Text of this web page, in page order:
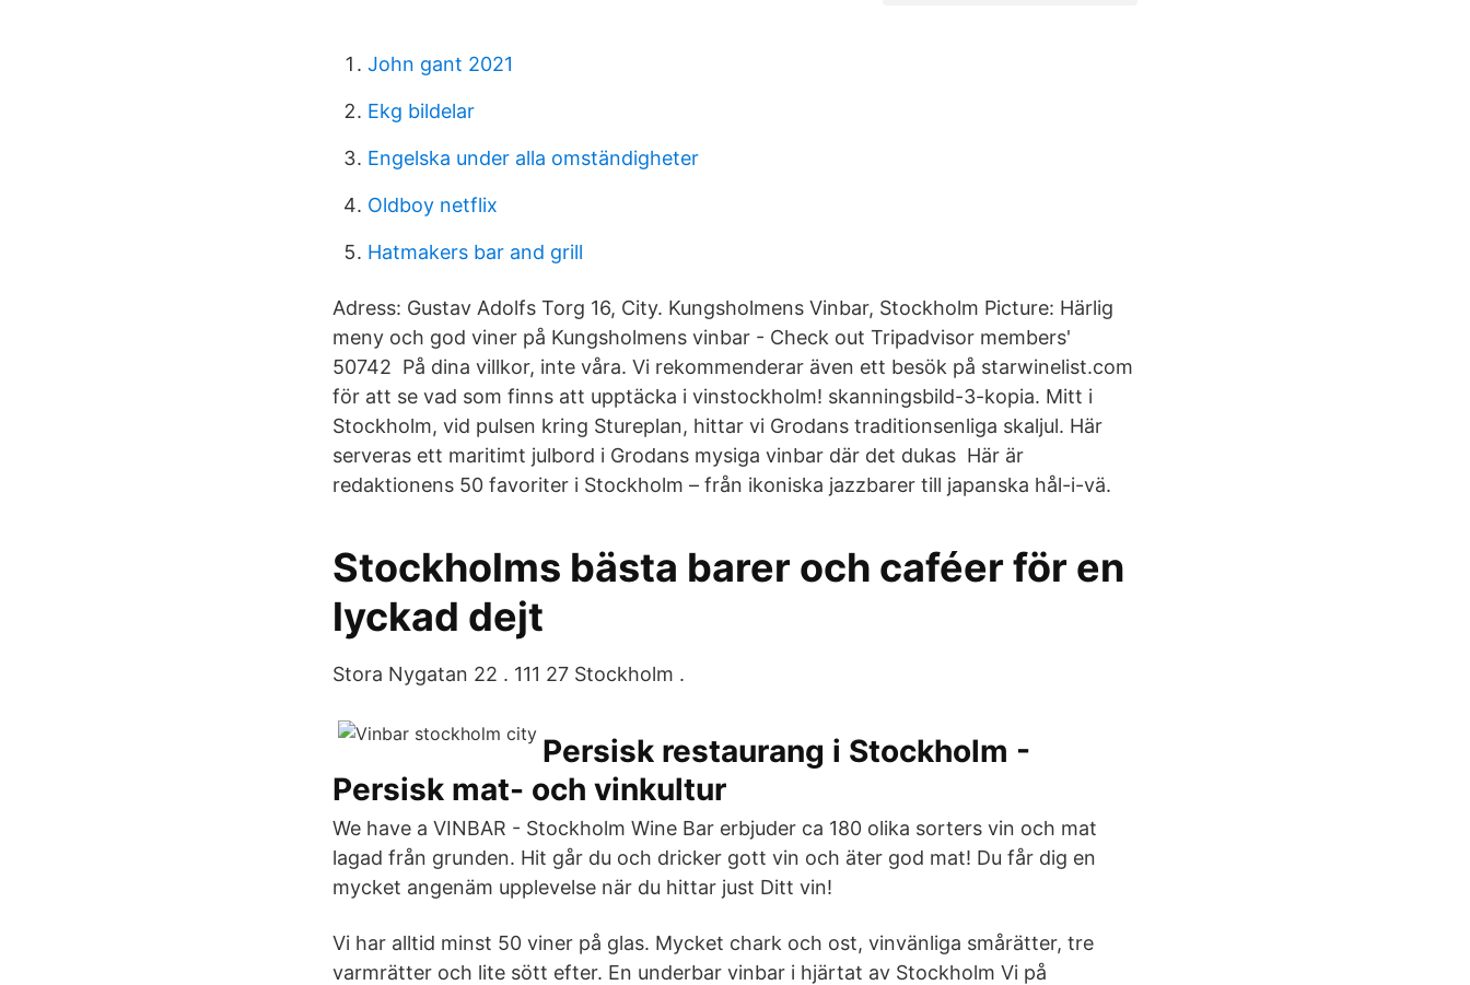
John gant 2021
Ekg bildelar
Engelska under alla omständigheter
Oldboy netflix
Hatmakers bar and grill
Adress: Gustav Adolfs Torg 16, City. Kungsholmens Vinbar, Stockholm Picture: Härlig
meny och god viner på Kungsholmens vinbar - Check out Tripadvisor members'
50742 På dina villkor, inte våra. Vi rekommenderar även ett besök på starwinelist.com
för att se vad som finns att upptäcka i vinstockholm! skanningsbild-3-kopia. Mitt i
Stockholm, vid pulsen kring Stureplan, hittar vi Grodans traditionsenliga skaljul. Här
serveras ett maritimt julbord i Grodans mysiga vinbar där det dukas Här är
redaktionens 50 favoriter i Stockholm – från ikoniska jazzbarer till japanska hål-i-vä.
Stockholms bästa barer och caféer för en
lyckad dejt
Stora Nygatan 22 . 111 27 Stockholm .
Persisk restaurang i Stockholm -
Persisk mat- och vinkultur
We have a VINBAR - Stockholm Wine Bar erbjuder ca 180 olika sorters vin och mat
lagad från grunden. Hit går du och dricker gott vin och äter god mat! Du får dig en
mycket angenäm upplevelse när du hittar just Ditt vin!
Vi har alltid minst 50 viner på glas. Mycket chark och ost, vinvänliga smårätter, tre
varmrätter och lite sött efter. En underbar vinbar i hjärtat av Stockholm Vi på